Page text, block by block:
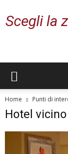
Scegli la
Home Punti di
Hotel